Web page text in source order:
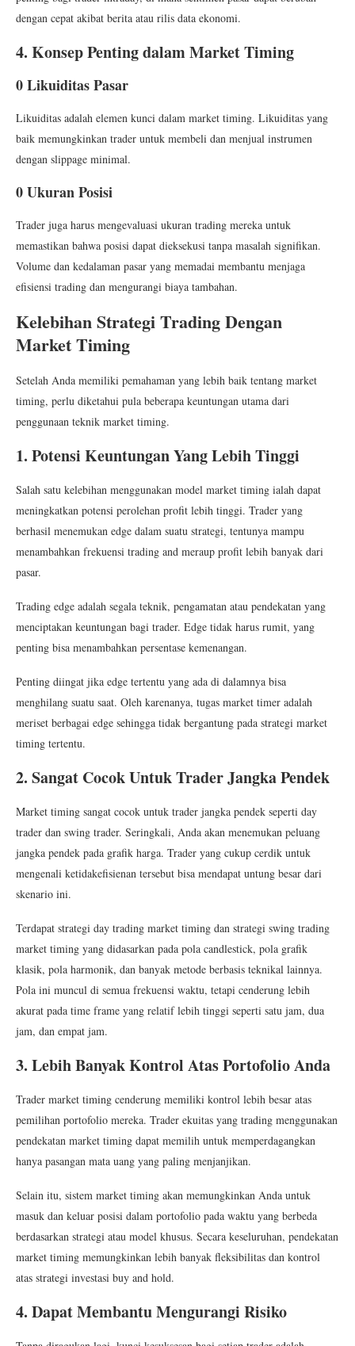
dengan cepat akibat berita atau rilis data ekonomi.
4. Konsep Penting dalam Market Timing
0 Likuiditas Pasar
Likuiditas adalah elemen kunci dalam market timing. Likuiditas yang
baik memungkinkan trader untuk membeli dan menjual instrumen
dengan slippage minimal.
0 Ukuran Posisi
Trader juga harus mengevaluasi ukuran trading mereka untuk
memastikan bahwa posisi dapat dieksekusi tanpa masalah signifikan.
Volume dan kedalaman pasar yang memadai membantu menjaga
efisiensi trading dan mengurangi biaya tambahan.
Kelebihan Strategi Trading Dengan
Market Timing
Setelah Anda memiliki pemahaman yang lebih baik tentang market
timing, perlu diketahui pula beberapa keuntungan utama dari
penggunaan teknik market timing.
1. Potensi Keuntungan Yang Lebih Tinggi
Salah satu kelebihan menggunakan model market timing ialah dapat
meningkatkan potensi perolehan profit lebih tinggi. Trader yang
berhasil menemukan edge dalam suatu strategi, tentunya mampu
menambahkan frekuensi trading and meraup profit lebih banyak dari
pasar.
Trading edge adalah segala teknik, pengamatan atau pendekatan yang
menciptakan keuntungan bagi trader. Edge tidak harus rumit, yang
penting bisa menambahkan persentase kemenangan.
Penting diingat jika edge tertentu yang ada di dalamnya bisa
menghilang suatu saat. Oleh karenanya, tugas market timer adalah
meriset berbagai edge sehingga tidak bergantung pada strategi market
timing tertentu.
2. Sangat Cocok Untuk Trader Jangka Pendek
Market timing sangat cocok untuk trader jangka pendek seperti day
trader dan swing trader. Seringkali, Anda akan menemukan peluang
jangka pendek pada grafik harga. Trader yang cukup cerdik untuk
mengenali ketidakefisienan tersebut bisa mendapat untung besar dari
skenario ini.
Terdapat strategi day trading market timing dan strategi swing trading
market timing yang didasarkan pada pola candlestick, pola grafik
klasik, pola harmonik, dan banyak metode berbasis teknikal lainnya.
Pola ini muncul di semua frekuensi waktu, tetapi cenderung lebih
akurat pada time frame yang relatif lebih tinggi seperti satu jam, dua
jam, dan empat jam.
3. Lebih Banyak Kontrol Atas Portofolio Anda
Trader market timing cenderung memiliki kontrol lebih besar atas
pemilihan portofolio mereka. Trader ekuitas yang trading menggunakan
pendekatan market timing dapat memilih untuk memperdagangkan
hanya pasangan mata uang yang paling menjanjikan.
Selain itu, sistem market timing akan memungkinkan Anda untuk
masuk dan keluar posisi dalam portofolio pada waktu yang berbeda
berdasarkan strategi atau model khusus. Secara keseluruhan, pendekatan
market timing memungkinkan lebih banyak fleksibilitas dan kontrol
atas strategi investasi buy and hold.
4. Dapat Membantu Mengurangi Risiko